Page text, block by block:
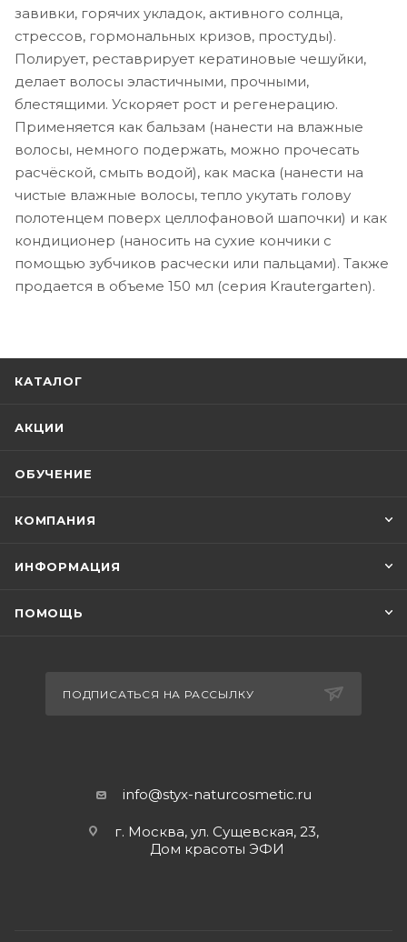
завивки, горячих укладок, активного солнца,
стрессов, гормональных кризов, простуды).
Полирует, реставрирует кератиновые чешуйки,
делает волосы эластичными, прочными,
блестящими. Ускоряет рост и регенерацию.
Применяется как бальзам (нанести на влажные
волосы, немного подержать, можно прочесать
расчёской, смыть водой), как маска (нанести на
чистые влажные волосы, тепло укутать голову
полотенцем поверх целлофановой шапочки) и как
кондиционер (наносить на сухие кончики с
помощью зубчиков расчески или пальцами). Также
продается в объеме 150 мл (серия Krautergarten).
КАТАЛОГ
АКЦИИ
ОБУЧЕНИЕ
КОМПАНИЯ
ИНФОРМАЦИЯ
ПОМОЩЬ
ПОДПИСАТЬСЯ НА РАССЫЛКУ
info@styx-naturcosmetic.ru
г. Москва, ул. Сущевская, 23,
Дом красоты ЭФИ